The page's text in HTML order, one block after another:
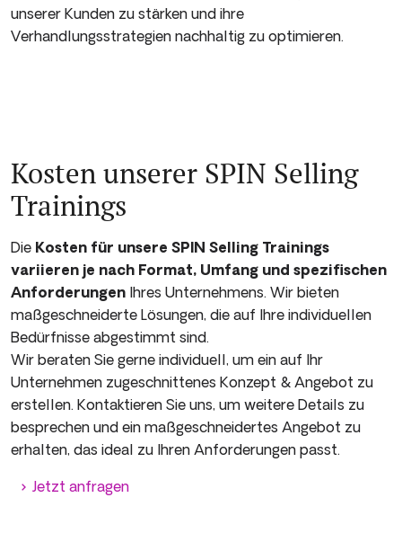
unserer Kunden zu stärken und ihre
Verhandlungsstrategien nachhaltig zu optimieren.
Kosten unserer SPIN Selling
Trainings
Die Kosten für unsere SPIN Selling Trainings
variieren je nach Format, Umfang und spezifischen
Anforderungen Ihres Unternehmens. Wir bieten
maßgeschneiderte Lösungen, die auf Ihre individuellen
Bedürfnisse abgestimmt sind.
Wir beraten Sie gerne individuell, um ein auf Ihr
Unternehmen zugeschnittenes Konzept & Angebot zu
erstellen. Kontaktieren Sie uns, um weitere Details zu
besprechen und ein maßgeschneidertes Angebot zu
erhalten, das ideal zu Ihren Anforderungen passt.
Jetzt anfragen